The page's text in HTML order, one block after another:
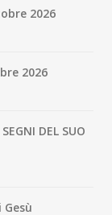
2026
2026
DEL SUO